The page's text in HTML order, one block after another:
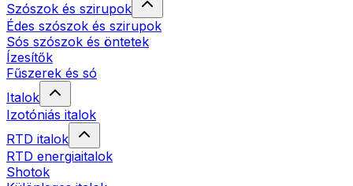
Szószok és szirupok
Édes szószok és szirupok
Sós szószok és öntetek
Ízesítők
Fűszerek és só
Italok
Izotóniás italok
RTD italok
RTD energiaitalok
Shotok